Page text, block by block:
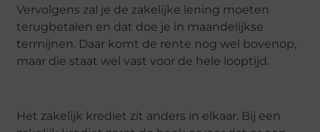
Vervolgens zal je de zakelijke lening moeten
terugbetalen en dat doe je in maandelijkse
termijnen. Daar komt de rente nog wel bovenop,
maar die staat wel vast voor de hele looptijd.
Het zakelijk krediet zit anders in elkaar. Bij een